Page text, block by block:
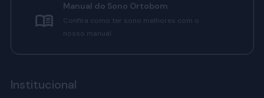
Manual do Sono Ortobom
Confira como ter sono melhores com o
nosso manual.
Institucional